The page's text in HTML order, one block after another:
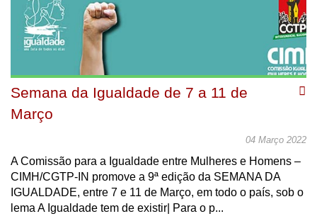
Semana da Igualdade de 7 a 11 de
Março
04 Março 2022
A Comissão para a Igualdade entre Mulheres e Homens –
CIMH/CGTP-IN promove a 9ª edição da SEMANA DA
IGUALDADE, entre 7 e 11 de Março, em todo o país, sob o
lema A Igualdade tem de existir| Para o p...